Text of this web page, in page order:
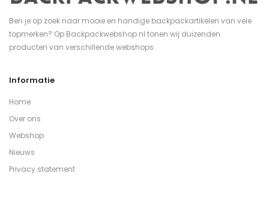
Ben je op zoek naar mooie en handige backpackartikelen van vele
topmerken? Op Backpackwebshop.nl tonen wij duizenden
producten van verschillende webshops.
Informatie
Home
Over ons
Webshop
Nieuws
Privacy statement